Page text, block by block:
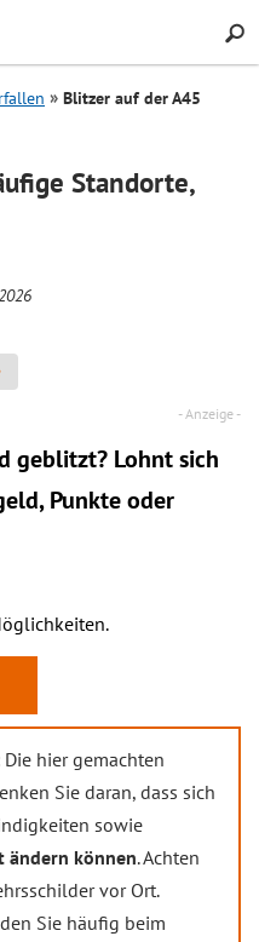
Search
Blitzer auf der A45
Standorte,
geblitzt? Lohnt sich
Punkte oder
Die hier gemachten
Sie daran, dass sich
sowie
ändern können. Achten
vor Ort.
Sie häufig beim